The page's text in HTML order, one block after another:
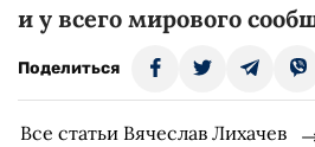
и у всего мирового
Поделиться
Все статьи Вячеслав Лихачев